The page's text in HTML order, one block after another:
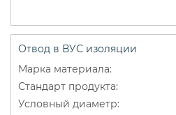
Отвод в ВУС изоляции